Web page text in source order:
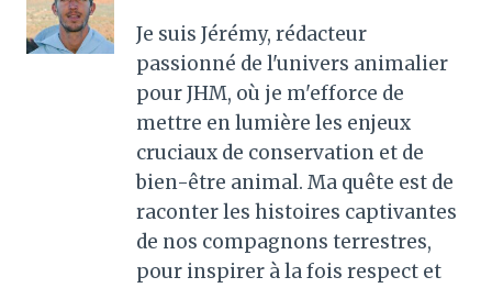
Je suis Jérémy, rédacteur
passionné de l'univers animalier
pour JHM, où je m'efforce de
mettre en lumière les enjeux
cruciaux de conservation et de
bien-être animal. Ma quête est de
raconter les histoires captivantes
de nos compagnons terrestres,
pour inspirer à la fois respect et